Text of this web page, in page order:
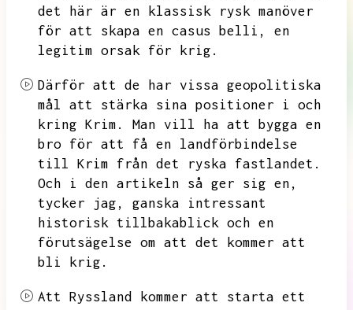
det här är en klassisk rysk manöver
för att skapa en casus belli,
en
legitim orsak för krig.
Därför att de har vissa geopolitiska
mål att stärka sina positioner i och
kring Krim.
Man vill ha att bygga en
bro för att få en landförbindelse
till Krim från det ryska fastlandet.
Och i den artikeln så ger sig en,
tycker jag,
ganska intressant
historisk tillbakablick och en
förutsägelse om att det kommer att
bli krig.
Att Ryssland kommer att starta ett